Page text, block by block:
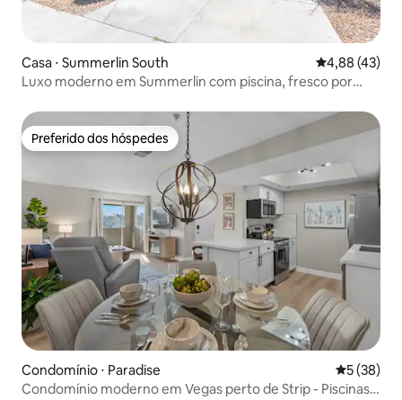
Casa ⋅ Summerlin South 4,88 de uma
4,88 (43)
Luxo moderno em Summerlin com piscina, fresco por
Preferido dos hóspedes
Preferido dos hóspedes
Condomínio ⋅ Paradise 5 de uma
5 (38)
Condomínio moderno em Vegas perto de Strip - Piscinas,